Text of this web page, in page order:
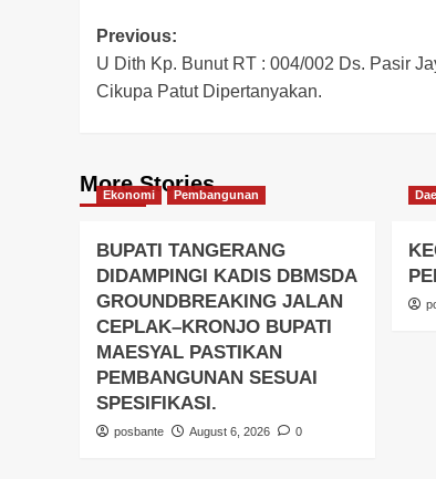
Post
navigation
Previous:
U Dith Kp. Bunut RT : 004/002 Ds. Pasir
Cikupa Patut Dipertanyakan.
More Stories
Ekonomi Pembangunan
BUPATI TANGERANG
DIDAMPINGI KADIS DBMSDA
GROUNDBREAKING JALAN
CEPLAK–KRONJO BUPATI
MAESYAL PASTIKAN
PEMBANGUNAN SESUAI
SPESIFIKASI.
posbante August 6, 2026 0